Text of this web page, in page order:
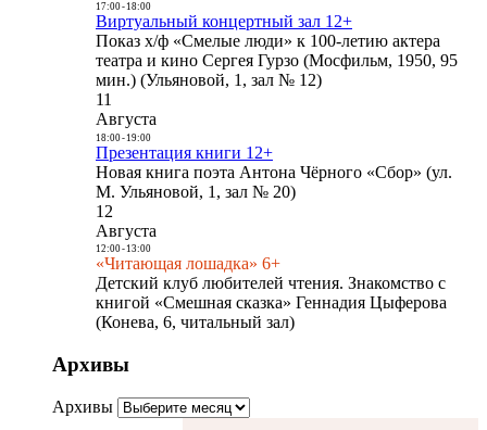
17:00- 18:00
Виртуальный концертный зал 12+
Показ х/ф «Смелые люди» к 100-летию актера
театра и кино Сергея Гурзо (Мосфильм, 1950, 95
мин.) (Ульяновой, 1, зал № 12)
11
Августа
18:00- 19:00
Презентация книги 12+
Новая книга поэта Антона Чёрного «Сбор» (ул.
М. Ульяновой, 1, зал № 20)
12
Августа
12:00- 13:00
«Читающая лошадка» 6+
Детский клуб любителей чтения. Знакомство с
книгой «Смешная сказка» Геннадия Цыферова
(Конева, 6, читальный зал)
Архивы
Архивы